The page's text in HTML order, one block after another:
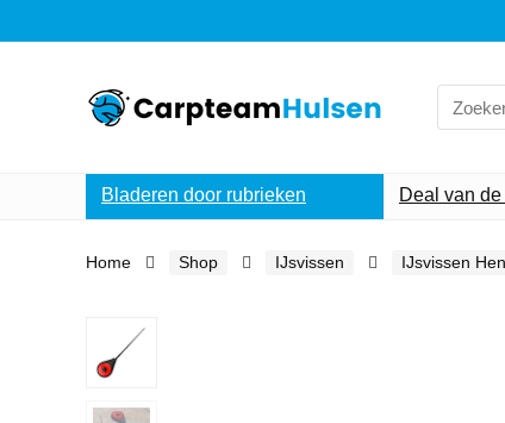
Search
for:
Bladeren door rubrieken Deal van de
Home Shop IJsvissen IJsvissen